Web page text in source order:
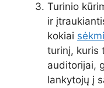
Turinio
ir
kokiai
turinį, kuris
auditorijai,
lankytojų į